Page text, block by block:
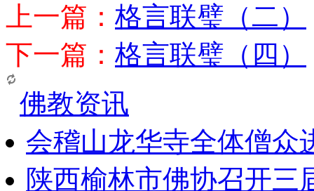
上一篇： 格言联璧（二）
下一篇： 格言联璧（四）
佛教资讯
会稽山龙华寺全体僧众
陕西榆林市佛协召开三